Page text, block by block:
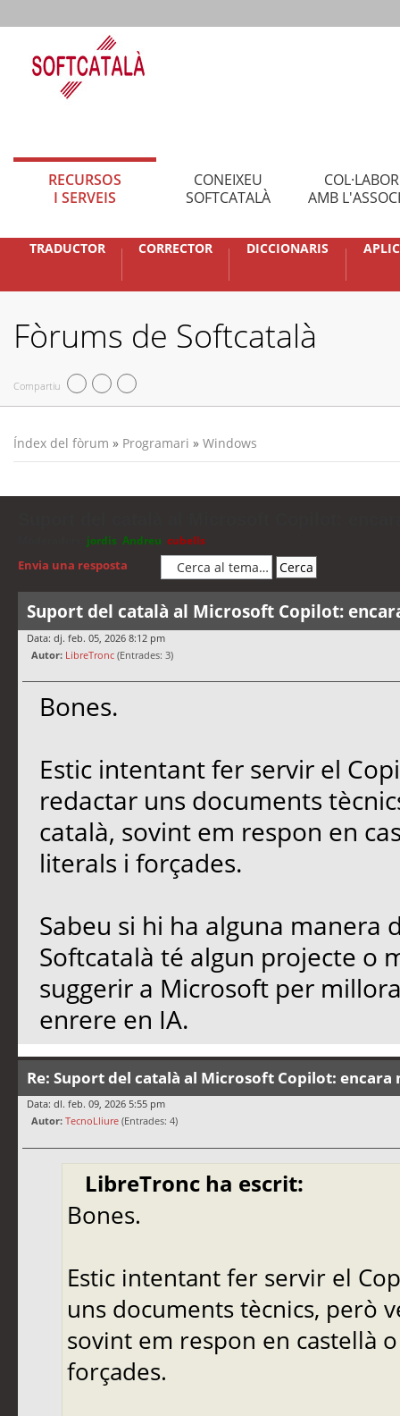
RECURSOS
I SERVEIS
CONEIXEU
SOFTCATALÀ
AMB
TRADUCTOR CORRECTOR DICCIONARIS
Fòrums de Softcatalà
Compartiu
Índex del fòrum » Programari » Windows
jordis Andreu cubells
Envia una resposta
Suport del català al Microsoft Copilot:
Data: dj. feb. 05, 2026 8:12 pm
Autor: LibreTronc (Entrades: 3)
Bones.
Estic intentant fer servir el
redactar uns documents
català, sovint em respon en
literals i forçades.
Sabeu si hi ha alguna manera
Softcatalà té algun projecte o
suggerir a Microsoft per
enrere en IA.
Re: Suport del català al Microsoft Copilot:
Data: dl. feb. 09, 2026 5:55 pm
Autor: TecnoLliure (Entrades: 4)
LibreTronc ha escrit:
Bones.
Estic intentant fer servir el
uns documents tècnics, però
sovint em respon en castellà
forçades.